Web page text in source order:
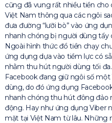
cũng đã vung rất nhiều tiền
Việt Nam thông qua các ngôi
đưa đường “lưỡi bò” vào ứng
nhanh chóng bị người dùng tẩy
Ngoài hình thức đổ tiền chạy
ứng dụng dựa vào tiềm lực có
nhằm thu hút người dùng tối
Facebook đang giữ ngôi số
dùng, do đó ứng dụng
nhanh chóng thu hút đông đảo
động. Hay như ứng dụng Viber
mặt tại Việt Nam từ lâu. Những